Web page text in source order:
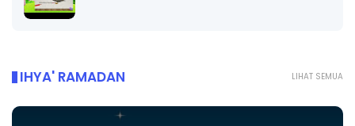
LIHAT SEMUA
IHYA' RAMADAN